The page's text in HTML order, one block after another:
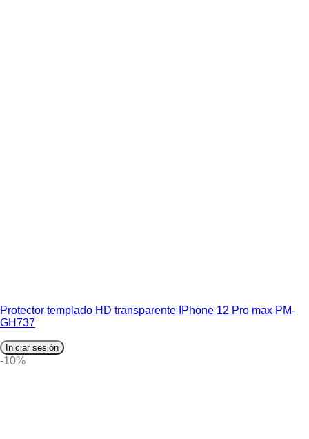
Protector templado HD transparente IPhone 12 Pro max PM-
GH737
Iniciar sesión
-10%